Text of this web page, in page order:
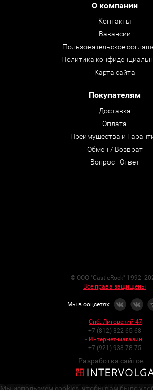
О компании
Контакты
Вакансии
Пользовательское
Политика
Карта сайта
Покупателям
Доставка
Оплата
Преимущества и
Обмен / Возврат
Вопрос - Ответ
© ООО "CastleRock" 1992-
Все права защищены
Мы в соцсетях
- Спб. Лиговский 47:
+7 (812) 322-65-68
- Интернет-магазин:
+7 (921) 938-78-75
Разработка сайтов —